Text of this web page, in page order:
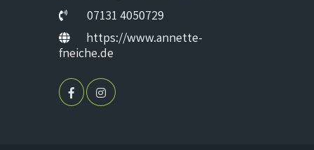
07131 4050729
https://www.annette-
fneiche.de